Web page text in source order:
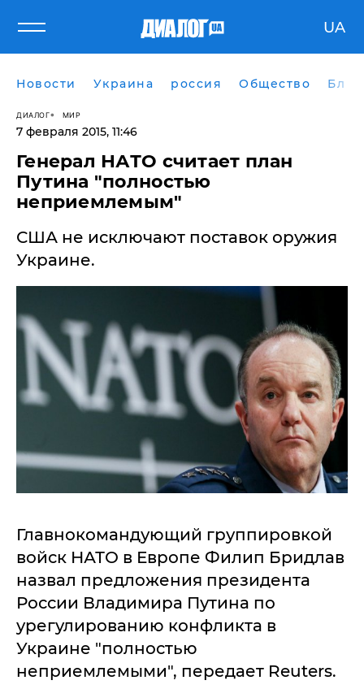
UA
Новости Украина россия Общество
ДИАЛОГ МИР
7 февраля 2015, 11:46
Генерал НАТО считает план
Путина "полностью
неприемлемым"
США не исключают поставок оружия
Украине.
Главнокомандующий группировкой
войск НАТО в Европе Филип Бридлав
назвал предложения президента
России Владимира Путина по
урегулированию конфликта в
Украине "полностью
неприемлемыми", передает Reuters.